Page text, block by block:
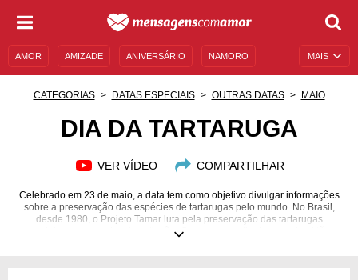
MAIS
AMOR AMIZADE ANIVERSÁRIO NAMORO
CATEGORIAS DATAS ESPECIAIS OUTRAS DATAS MAIO
DIA DA TARTARUGA
VER VÍDEO COMPARTILHAR
Celebrado em 23 de maio, a data tem como objetivo divulgar informações
sobre a preservação das espécies de tartarugas pelo mundo. No Brasil,
desde 1980, o Projeto Tamar luta pela preservação das tartarugas
marinhas ameaçadas de extinção. Comemore o dia desse animal tão